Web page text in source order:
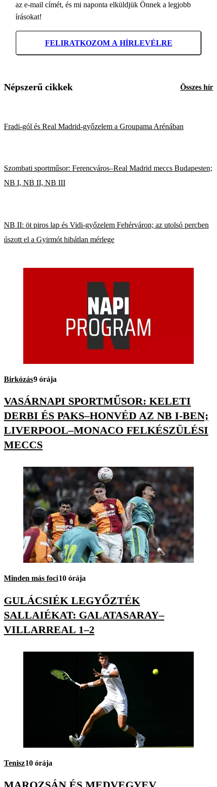
az e-mail címét, és mi naponta elküldjük Önnek a legjobb
írásokat!
FELIRATKOZOM A HÍRLEVÉLRE
Népszerű cikkek Összes hír
Fradi-gól és Real Madrid-győzelem a Groupama Arénában
Szombati sportműsor: Ferencváros–Real Madrid meccs Budapesten;
NB I, NB II, NB III
NB II: öt piros lap és Vidi-győzelem Fehérváron; az utolsó percben
úszott el a Gyirmót hibátlan mérlege
Birkózás9 órája
VASÁRNAPI SPORTMŰSOR: KELETI
DERBI ÉS PAKS–HONVÉD AZ NB I-BEN;
LIVERPOOL–MONACO FELKÉSZÜLÉSI
MECCS
Minden más foci10 órája
GULÁCSIÉK LEGYŐZTÉK
SALLAIÉKAT: GALATASARAY–
VILLARREAL 1–2
Tenisz10 órája